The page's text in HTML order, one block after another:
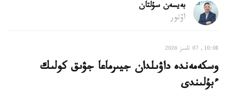
بەيسەن سۇلتان
اۆتور
10:08, 07 تامىز 2026
وسكەمەندە داۋىلدان جيىرماعا جۋىق كولىك
ءبۇلىندى